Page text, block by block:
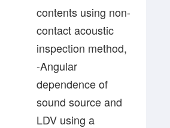
contents using non-
contact acoustic
inspection method,
-Angular
dependence of
sound source and
LDV using a